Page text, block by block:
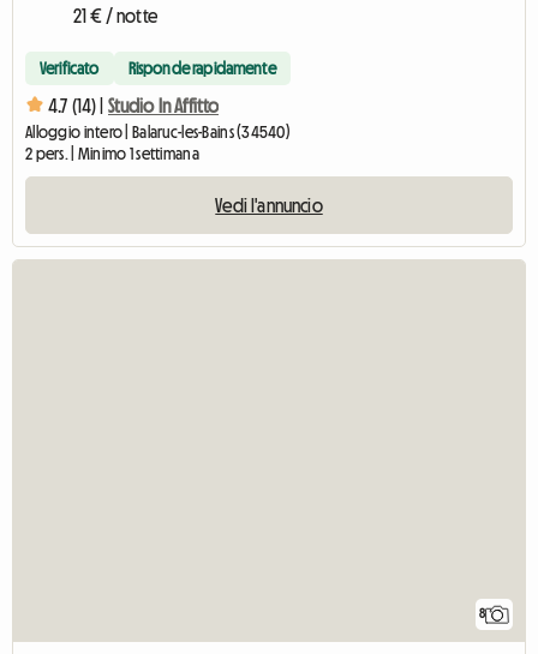
21 € / notte
Verificato Risponde rapidamente
4.7 (14) | Studio In Affitto
Alloggio intero | Balaruc-les-Bains (34540)
2 pers. | Minimo 1 settimana
Vedi l'annuncio
8